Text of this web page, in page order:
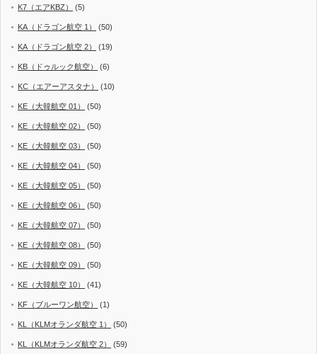
K7（エアKBZ） (5)
KA（ドラゴン航空 1） (50)
KA（ドラゴン航空 2） (19)
KB（ドゥルック航空） (6)
KC（エアーアスタナ） (10)
KE（大韓航空 01） (50)
KE（大韓航空 02） (50)
KE（大韓航空 03） (50)
KE（大韓航空 04） (50)
KE（大韓航空 05） (50)
KE（大韓航空 06） (50)
KE（大韓航空 07） (50)
KE（大韓航空 08） (50)
KE（大韓航空 09） (50)
KE（大韓航空 10） (41)
KF（ブルーワン航空） (1)
KL（KLMオランダ航空 1） (50)
KL（KLMオランダ航空 2） (59)